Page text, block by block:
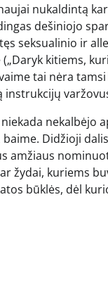
nukaldintą
dešiniojo
seksualinio ir
(„Daryk kitiems,
tai nėra
nekalbėjo
Didžioji
amžiaus
žydai, kuriems
būklės, dėl